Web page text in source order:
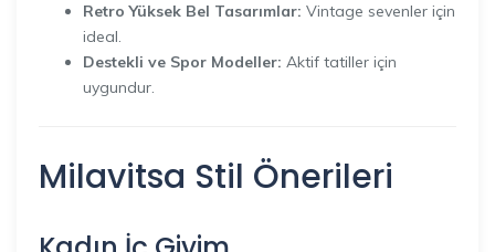
Retro Yüksek Bel Tasarımlar: Vintage sevenler için
ideal.
Destekli ve Spor Modeller: Aktif tatiller için
uygundur.
Milavitsa Stil Önerileri